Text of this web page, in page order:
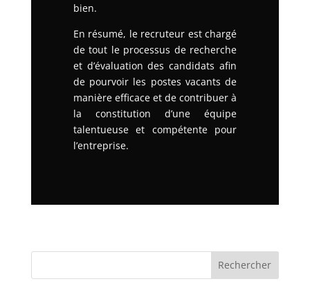
bien.
En résumé, le recruteur est chargé
de tout le processus de recherche
et d’évaluation des candidats afin
de pourvoir les postes vacants de
manière efficace et de contribuer à
la constitution d’une équipe
talentueuse et compétente pour
l’entreprise.
Rechercher